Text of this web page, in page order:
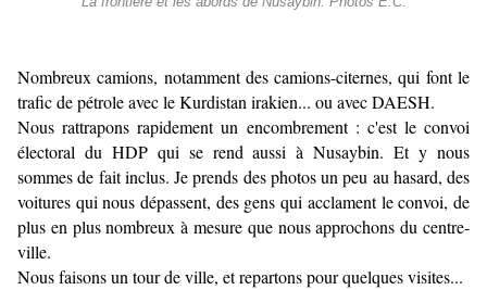
Nombreux camions, notamment des camions-citernes, qui font le
trafic de pétrole avec le Kurdistan irakien... ou avec DAESH.
Nous rattrapons rapidement un encombrement : c'est le convoi
électoral du HDP qui se rend aussi à Nusaybin. Et y nous
sommes de fait inclus. Je prends des photos un peu au hasard, des
voitures qui nous dépassent, des gens qui acclament le convoi, de
plus en plus nombreux à mesure que nous approchons du centre-
ville.
Nous faisons un tour de ville, et repartons pour quelques visites...